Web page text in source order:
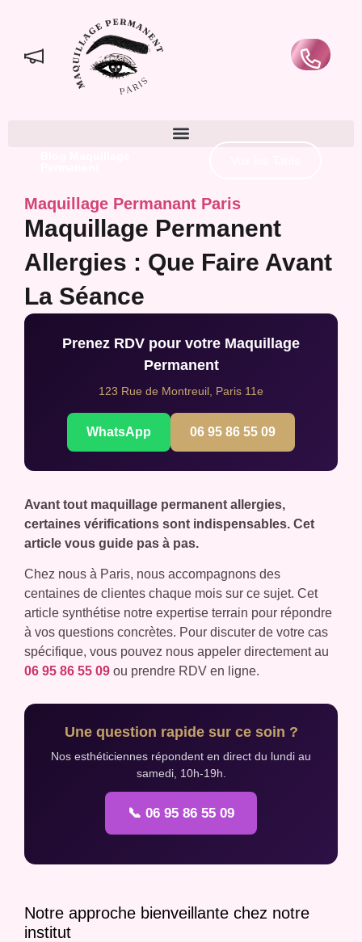
Maquillage Permanant Paris
Maquillage Permanent
Allergies : Que Faire Avant
La Séance
Prenez RDV pour votre Maquillage
Permanent
123 Rue de Montreuil, Paris 11e
WhatsApp 06 95 86 55 09
Avant tout maquillage permanent allergies,
certaines vérifications sont indispensables. Cet
article vous guide pas à pas.
Chez nous à Paris, nous accompagnons des
centaines de clientes chaque mois sur ce sujet. Cet
article synthétise notre expertise terrain pour répondre
à vos questions concrètes. Pour discuter de votre cas
spécifique, vous pouvez nous appeler directement au
06 95 86 55 09 ou prendre RDV en ligne.
Une question rapide sur ce soin ?
Nos esthéticiennes répondent en direct du lundi au
samedi, 10h-19h.
📞 06 95 86 55 09
Notre approche bienveillante chez notre
institut